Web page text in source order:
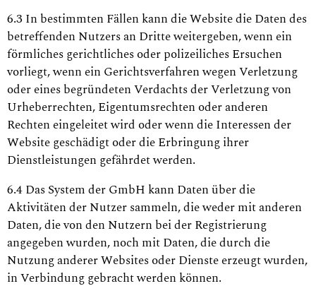
6.3 In bestimmten Fällen kann die Website die Daten des
betreffenden Nutzers an Dritte weitergeben, wenn ein
förmliches gerichtliches oder polizeiliches Ersuchen
vorliegt, wenn ein Gerichtsverfahren wegen Verletzung
oder eines begründeten Verdachts der Verletzung von
Urheberrechten, Eigentumsrechten oder anderen
Rechten eingeleitet wird oder wenn die Interessen der
Website geschädigt oder die Erbringung ihrer
Dienstleistungen gefährdet werden.
6.4 Das System der GmbH kann Daten über die
Aktivitäten der Nutzer sammeln, die weder mit anderen
Daten, die von den Nutzern bei der Registrierung
angegeben wurden, noch mit Daten, die durch die
Nutzung anderer Websites oder Dienste erzeugt wurden,
in Verbindung gebracht werden können.